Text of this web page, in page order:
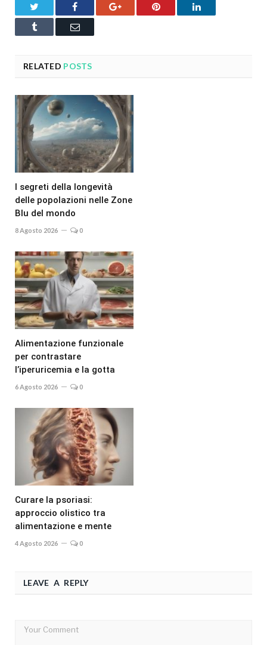
Facebook Google+ Pinterest LinkedIn
Tumblr Email
RELATED POSTS
I segreti della longevità
delle popolazioni nelle Zone
Blu del mondo
8 Agosto 2026 0
Alimentazione funzionale
per contrastare
l’iperuricemia e la gotta
6 Agosto 2026 0
Curare la psoriasi:
approccio olistico tra
alimentazione e mente
4 Agosto 2026 0
LEAVE A REPLY